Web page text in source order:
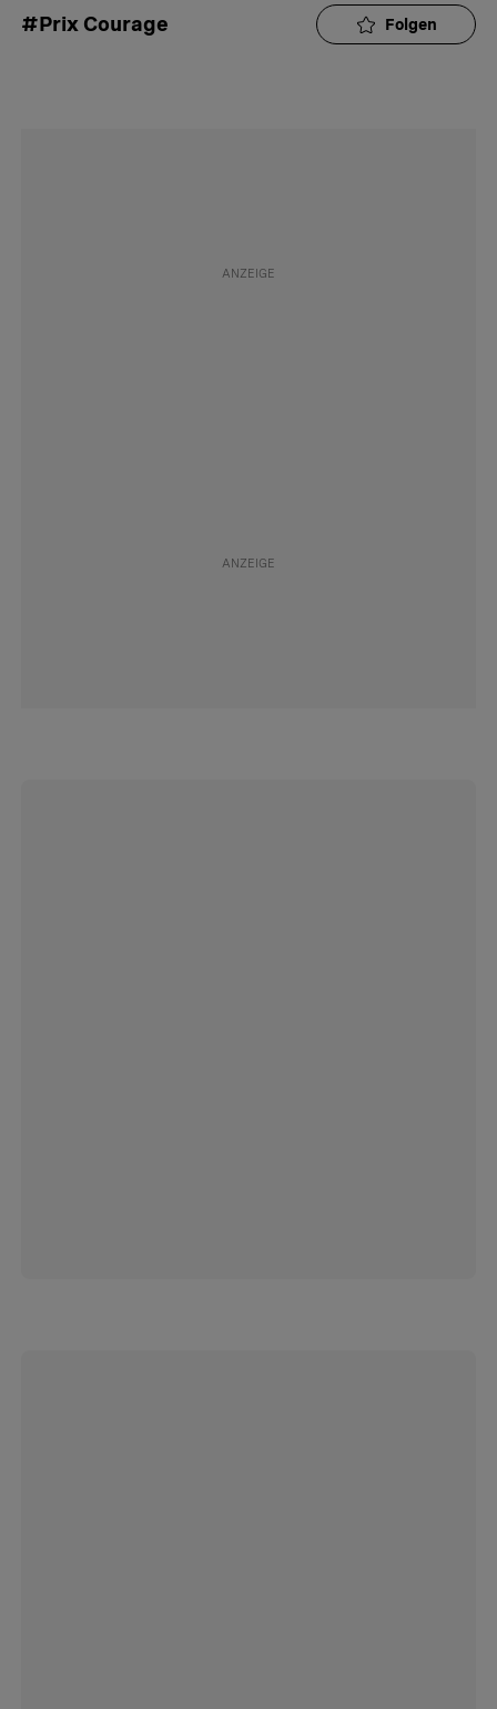
#Prix Courage Folgen